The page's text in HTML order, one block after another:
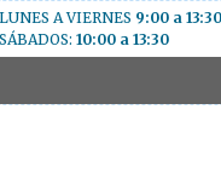
LUNES A VIERNES 9:00 a
SÁBADOS:10:00 a 13:30